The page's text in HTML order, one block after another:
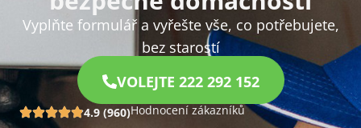
Vyplňte formulář a vyřešte vše, co potřebujete,
bez starostí
VOLEJTE 222 292 152
4.9 (960)Hodnocení zákazníků